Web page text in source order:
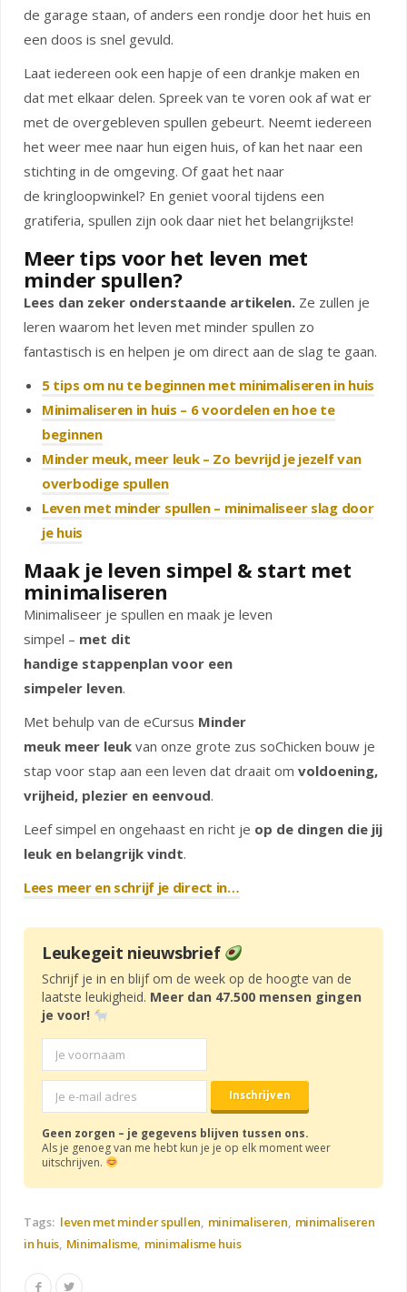
de garage staan, of anders een rondje door het huis en
een doos is snel gevuld.
Laat iedereen ook een hapje of een drankje maken en
dat met elkaar delen. Spreek van te voren ook af wat er
met de overgebleven spullen gebeurt. Neemt iedereen
het weer mee naar hun eigen huis, of kan het naar een
stichting in de omgeving. Of gaat het naar
de kringloopwinkel? En geniet vooral tijdens een
gratiferia, spullen zijn ook daar niet het belangrijkste!
Meer tips voor het leven met
minder spullen?
Lees dan zeker onderstaande artikelen. Ze zullen je
leren waarom het leven met minder spullen zo
fantastisch is en helpen je om direct aan de slag te gaan.
5 tips om nu te beginnen met minimaliseren in huis
Minimaliseren in huis – 6 voordelen en hoe te
beginnen
Minder meuk, meer leuk – Zo bevrijd je jezelf van
overbodige spullen
Leven met minder spullen – minimaliseer slag door
je huis
Maak je leven simpel & start met
minimaliseren
Minimaliseer je spullen en maak je leven
simpel – met dit
handige stappenplan voor een
simpeler leven.
Met behulp van de eCursus Minder
meuk meer leuk van onze grote zus soChicken bouw je
stap voor stap aan een leven dat draait om voldoening,
vrijheid, plezier en eenvoud.
Leef simpel en ongehaast en richt je op de dingen die jij
leuk en belangrijk vindt.
Lees meer en schrijf je direct in…
Leukegeit nieuwsbrief
Schrijf je in en blijf om de week op de hoogte van de
laatste leukigheid. Meer dan 47.500 mensen gingen
je voor!
Geen zorgen – je gegevens blijven tussen ons.
Als je genoeg van me hebt kun je je op elk moment weer
uitschrijven.
Tags: leven met minder spullen minimaliseren minimaliseren
in huis Minimalisme minimalisme huis